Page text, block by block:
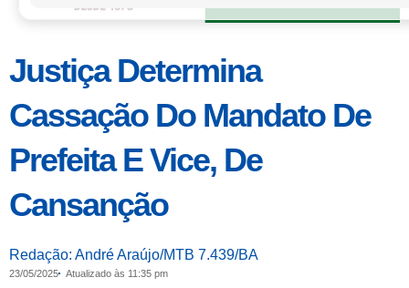
Justiça Determina
Cassação Do Mandato De
Prefeita E Vice, De
Cansanção
Redação: André Araújo/MTB 7.439/BA
23/05/2025 Atualizado às 11:35 pm